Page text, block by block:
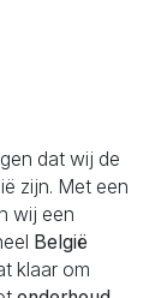
dat wij de
zijn. Met een
wij een
België
klaar om